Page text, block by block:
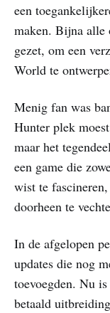
een
maken. Bijna alle
gezet, om een
World te
Menig fan was
Hunter plek
maar het
een game die
wist te
doorheen te
In de afgelopen
updates die nog
toevoegden. Nu
betaald